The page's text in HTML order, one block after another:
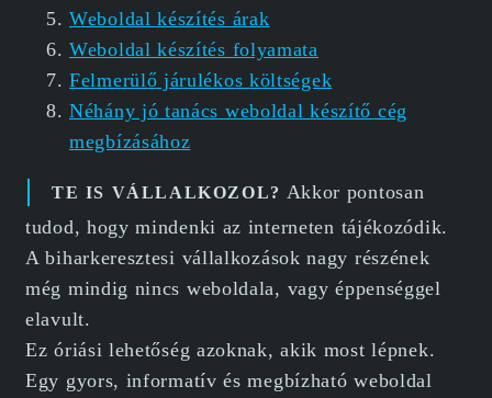
Weboldal készítés árak
Weboldal készítés folyamata
Felmerülő járulékos költségek
Néhány jó tanács weboldal készítő cég
megbízásához
TE IS VÁLLALKOZOL? Akkor pontosan
tudod, hogy mindenki az interneten tájékozódik.
A biharkeresztesi vállalkozások nagy részének
még mindig nincs weboldala, vagy éppenséggel
elavult.
Ez óriási lehetőség azoknak, akik most lépnek.
Egy gyors, informatív és megbízható weboldal